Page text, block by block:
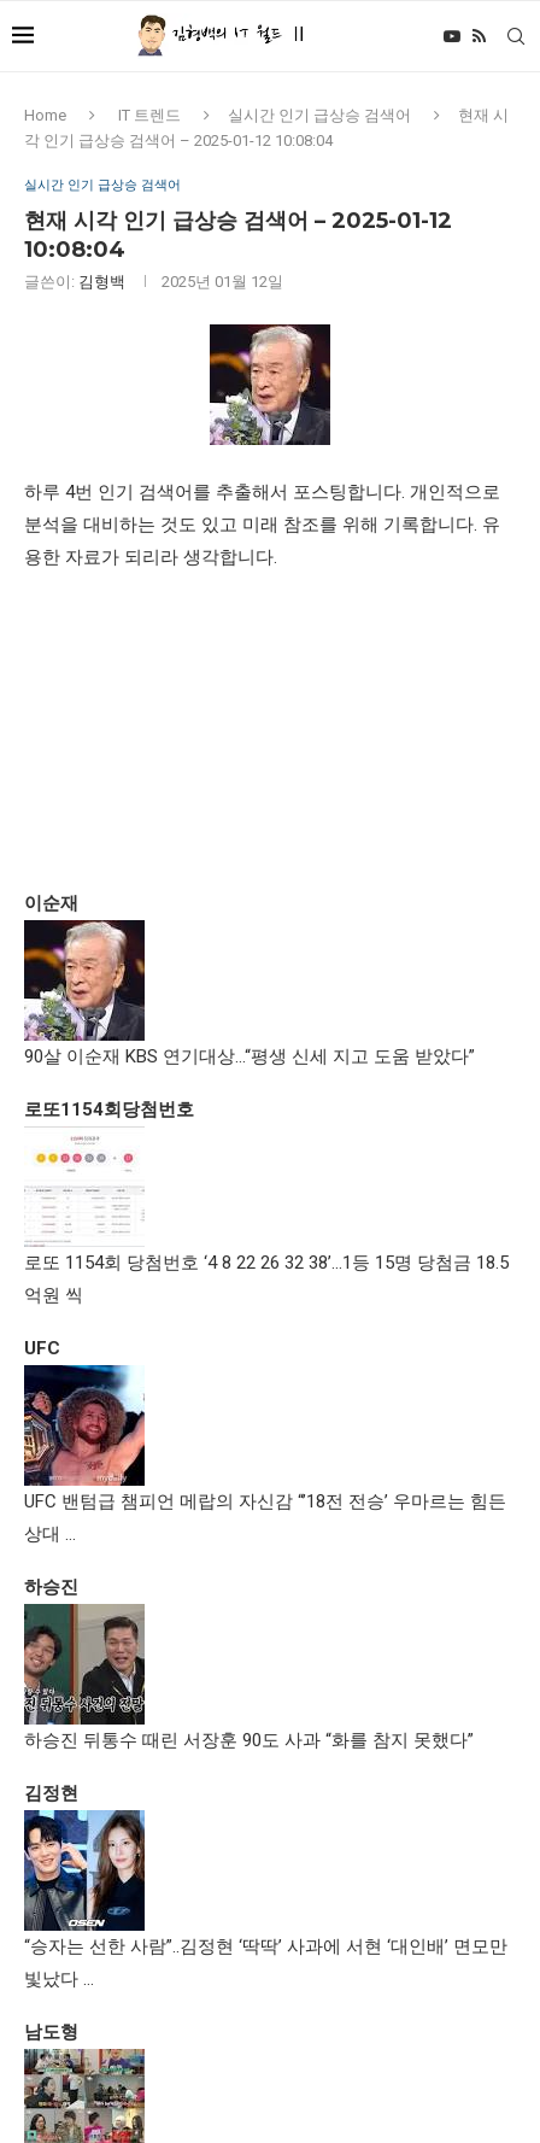
Home IT 트렌드 실시간 인기 급상승 검색어
현재 시
각 인기 급상승 검색어 – 2025-01-12 10:08:04
실시간 인기 급상승 검색어
현재 시각 인기 급상승 검색어 – 2025-01-12
10:08:04
글쓴이: 김형백 2025년 01월 12일
하루 4번 인기 검색어를 추출해서 포스팅합니다. 개인적으로
분석을 대비하는 것도 있고 미래 참조를 위해 기록합니다. 유
용한 자료가 되리라 생각합니다.
이순재
90살 이순재 KBS 연기대상…“평생 신세 지고 도움 받았다”
로또1154회당첨번호
로또 1154회 당첨번호 ‘4 8 22 26 32 38’…1등 15명 당첨금 18.5
억원 씩
UFC
UFC 밴텀급 챔피언 메랍의 자신감 “’18전 전승’ 우마르는 힘든
상대 …
하승진
하승진 뒤통수 때린 서장훈 90도 사과 “화를 참지 못했다”
김정현
“승자는 선한 사람”..김정현 ‘딱딱’ 사과에 서현 ‘대인배’ 면모만
빛났다 …
남도형